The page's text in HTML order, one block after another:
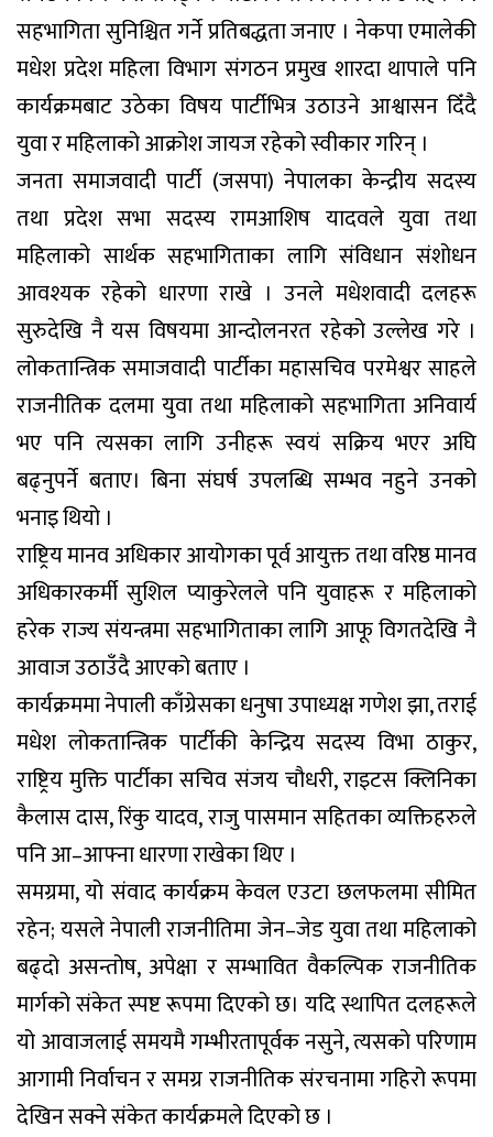
सहभागिता सुनिश्चित गर्ने प्रतिबद्धता जनाए । नेकपा एमालेकी
मधेश प्रदेश महिला विभाग संगठन प्रमुख शारदा थापाले पनि
कार्यक्रमबाट उठेका विषय पार्टीभित्र उठाउने आश्वासन दिँदै
युवा र महिलाको आक्रोश जायज रहेको स्वीकार गरिन् ।
जनता समाजवादी पार्टी (जसपा) नेपालका केन्द्रीय सदस्य
तथा प्रदेश सभा सदस्य रामआशिष यादवले युवा तथा
महिलाको सार्थक सहभागिताका लागि संविधान संशोधन
आवश्यक रहेको धारणा राखे । उनले मधेशवादी दलहरू
सुरुदेखि नै यस विषयमा आन्दोलनरत रहेको उल्लेख गरे ।
लोकतान्त्रिक समाजवादी पार्टीका महासचिव परमेश्वर साहले
राजनीतिक दलमा युवा तथा महिलाको सहभागिता अनिवार्य
भए पनि त्यसका लागि उनीहरू स्वयं सक्रिय भएर अघि
बढ्नुपर्ने बताए। बिना संघर्ष उपलब्धि सम्भव नहुने उनको
भनाइ थियो ।
राष्ट्रिय मानव अधिकार आयोगका पूर्व आयुक्त तथा वरिष्ठ मानव
अधिकारकर्मी सुशिल प्याकुरेलले पनि युवाहरू र महिलाको
हरेक राज्य संयन्त्रमा सहभागिताका लागि आफू विगतदेखि नै
आवाज उठाउँदै आएको बताए ।
कार्यक्रममा नेपाली काँग्रेसका धनुषा उपाध्यक्ष गणेश झा, तराई
मधेश लोकतान्त्रिक पार्टीकी केन्द्रिय सदस्य विभा ठाकुर,
राष्ट्रिय मुक्ति पार्टीका सचिव संजय चौधरी, राइटस क्लिनिका
कैलास दास, रिंकु यादव, राजु पासमान सहितका व्यक्तिहरुले
पनि आ–आफ्ना धारणा राखेका थिए ।
समग्रमा, यो संवाद कार्यक्रम केवल एउटा छलफलमा सीमित
रहेन; यसले नेपाली राजनीतिमा जेन–जेड युवा तथा महिलाको
बढ्दो असन्तोष, अपेक्षा र सम्भावित वैकल्पिक राजनीतिक
मार्गको संकेत स्पष्ट रूपमा दिएको छ। यदि स्थापित दलहरूले
यो आवाजलाई समयमै गम्भीरतापूर्वक नसुने, त्यसको परिणाम
आगामी निर्वाचन र समग्र राजनीतिक संरचनामा गहिरो रूपमा
देखिन सक्ने संकेत कार्यक्रमले दिएको छ ।